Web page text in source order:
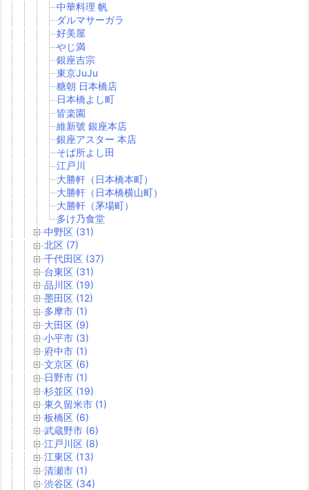
中華料理 帆
ダルマサーガラ
好美屋
やじ満
銀座吉宗
東京JuJu
糖朝 日本橋店
日本橋よし町
皆楽園
維新號 銀座本店
銀座アスター 本店
そば所よし田
江戸川
大勝軒（日本橋本町）
大勝軒（日本橋横山町）
大勝軒（茅場町）
多け乃食堂
中野区 (31)
北区 (7)
千代田区 (37)
台東区 (31)
品川区 (19)
墨田区 (12)
多摩市 (1)
大田区 (9)
小平市 (3)
府中市 (1)
文京区 (6)
日野市 (1)
杉並区 (19)
東久留米市 (1)
板橋区 (6)
武蔵野市 (6)
江戸川区 (8)
江東区 (13)
清瀬市 (1)
渋谷区 (34)